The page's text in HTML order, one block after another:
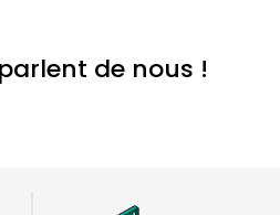
de nous !